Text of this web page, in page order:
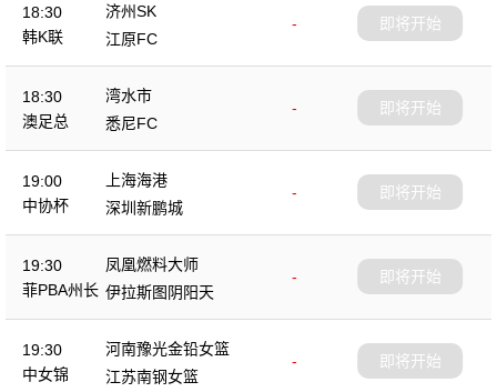
18:30
韩K联
济州SK
-
江原FC
即将开始
18:30
澳足总
湾水市
-
悉尼FC
即将开始
19:00
中协杯
上海海港
-
深圳新鹏城
即将开始
19:30
菲PBA州长
凤凰燃料大师
-
伊拉斯图阴阳天
即将开始
19:30
中女锦
河南豫光金铅女篮
-
江苏南钢女篮
即将开始